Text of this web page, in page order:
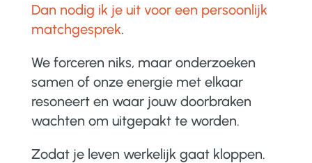
Dan nodig ik je uit voor een persoonlijk
matchgesprek.
We forceren niks, maar onderzoeken
samen of onze energie met elkaar
resoneert en waar jouw doorbraken
wachten om uitgepakt te worden.
Zodat je leven werkelijk gaat kloppen.